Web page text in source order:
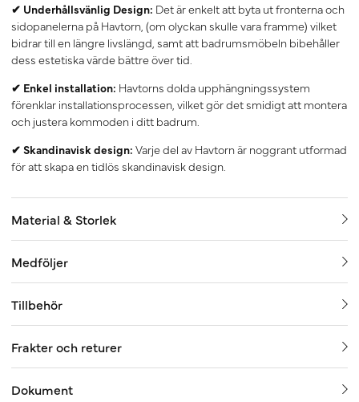
✔ Underhållsvänlig Design: Det är enkelt att byta ut fronterna och
sidopanelerna på Havtorn, (om olyckan skulle vara framme) vilket
bidrar till en längre livslängd, samt att badrumsmöbeln bibehåller
dess estetiska värde bättre över tid.
✔ Enkel installation: Havtorns dolda upphängningssystem
förenklar installationsprocessen, vilket gör det smidigt att montera
och justera kommoden i ditt badrum.
✔ Skandinavisk design: Varje del av Havtorn är noggrant utformad
för att skapa en tidlös skandinavisk design.
Material & Storlek
Medföljer
Tillbehör
Frakter och returer
Dokument